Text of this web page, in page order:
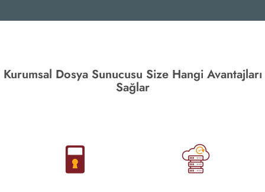
Kurumsal Dosya Sunucusu Size Hangi Avantajları
Sağlar